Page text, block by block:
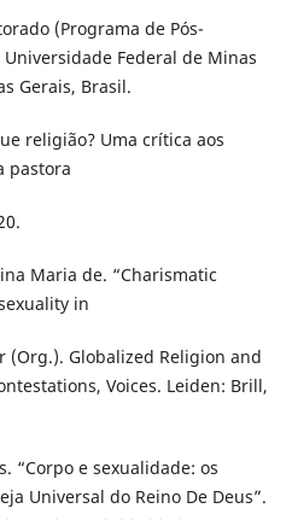
(Programa de Pós-
Federal de Minas
Gerais, Brasil.
religião? Uma crítica aos
pastora
Maria de. “Charismatic
in
(Org.). Globalized Religion and
Voices. Leiden: Brill,
“Corpo e sexualidade: os
Universal do Reino De Deus”.